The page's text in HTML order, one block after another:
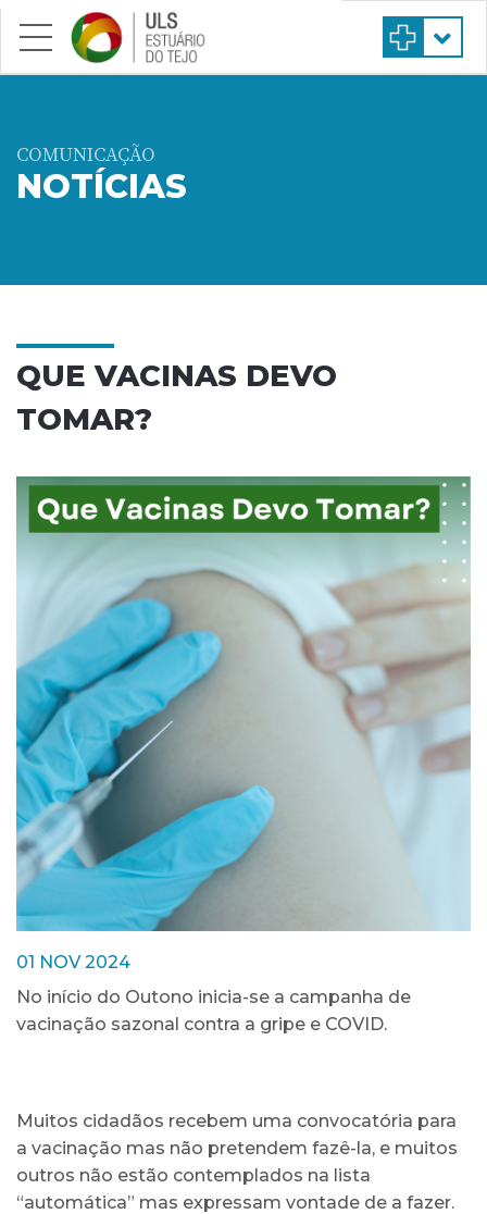
Saltar para conteúdo principal
COMUNICAÇÃO
NOTÍCIAS
QUE VACINAS DEVO
TOMAR?
01 NOV 2024
No início do Outono inicia-se a campanha de
vacinação sazonal contra a gripe e COVID.
Muitos cidadãos recebem uma convocatória para
a vacinação mas não pretendem fazê-la, e muitos
outros não estão contemplados na lista
“automática” mas expressam vontade de a fazer.